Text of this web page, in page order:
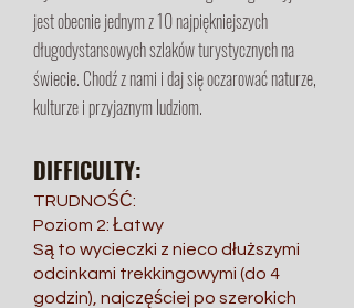
jest obecnie jednym z 10 najpiękniejszych
długodystansowych szlaków turystycznych na
świecie. Chodź z nami i daj się oczarować naturze,
kulturze i przyjaznym ludziom.
DIFFICULTY:
TRUDNOŚĆ:
Poziom 2: Łatwy
Są to wycieczki z nieco dłuższymi
odcinkami trekkingowymi (do 4
godzin), najczęściej po szerokich